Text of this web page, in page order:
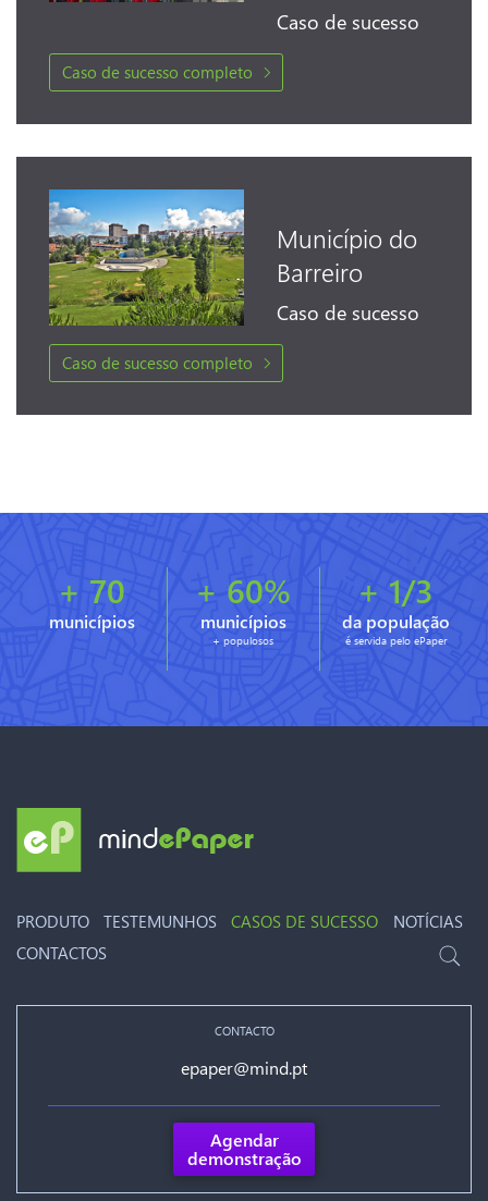
Caso de sucesso completo
Município do
Barreiro
Caso de sucesso completo
+ 70
municípios
+ 60%
municípios
+ populosos
+ 1/3
da população
é servida pelo ePaper
PRODUTO TESTEMUNHOS CASOS DE SUCESSO
NOTÍCIAS
CONTACTOS
CONTACTO
epaper@mind.pt
Agendar
demonstração